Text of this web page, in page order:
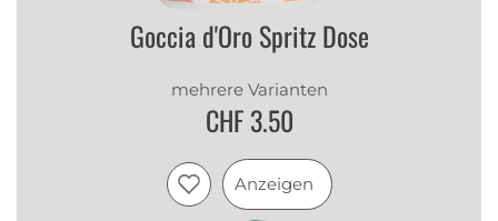
Goccia d'Oro Spritz Dose
mehrere Varianten
CHF 3.50
Anzeigen